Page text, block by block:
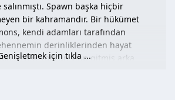
Spawn başka hiçbir
bir kahramandır. Bir hükümet
kendi adamları tarafından
derinliklerinden hayat
New York’un yitip gitmiş arka
geri getiren karanlık güçler ile
için tıkla ...